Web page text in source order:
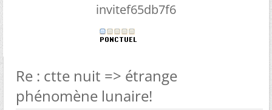
invitef65db7f6
Re : ctte nuit => étrange
phénomène lunaire!